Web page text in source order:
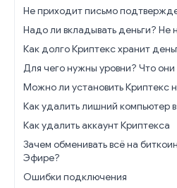
Не приходит письмо
Надо ли вкладывать деньги? Не
Как долго Криптекс хранит
Для чего нужны уровни? Что
Можно ли установить Криптекс
Как удалить лишний компьютер
Как удалить аккаунт Криптекса
Зачем обменивать всё на
Эфире?
Ошибки подключения